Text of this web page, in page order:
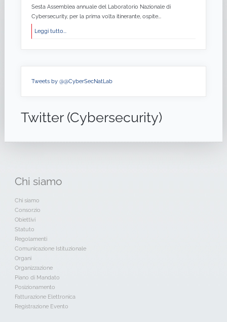
Sesta Assemblea annuale del Laboratorio Nazionale di
Cybersecurity, per la prima volta itinerante, ospite...
Leggi tutto...
Tweets by @@CyberSecNatLab
Twitter (Cybersecurity)
Chi siamo
Chi siamo
Consorzio
Obiettivi
Statuto
Regolamenti
Comunicazione Istituzionale
Organi
Organizzazione
Piano di Mandato
Posizionamento
Fatturazione Elettronica
Registrazione Evento